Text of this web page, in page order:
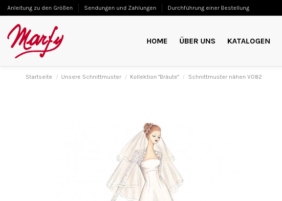
Anleitung zu den Größen Sendungen und Zahlungen Durchführung einer Bestellung
HOME ÜBER UNS KATALOGEN
Startseite Unsere Schnittmuster Kollektion "Bräute" Schnittmuster nähen V082